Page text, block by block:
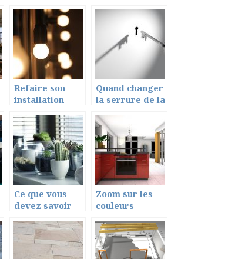
travaux
concernant
votre toit
maison, quelles
sont les étapes?
Refaire son
installation
que vous devez
savoir
Quand changer
la serrure de la
Ce que vous
devez savoir
decoration de
votre maison!
Zoom sur les
couleurs
la cuisine